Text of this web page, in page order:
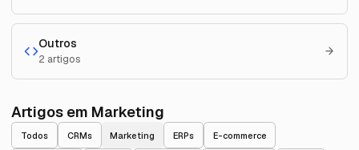
Outros
2 artigos
Artigos em Marketing
Todos CRMs Marketing ERPs E-commerce